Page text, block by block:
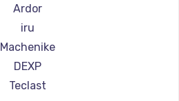
Ardor
iru
Machenike
DEXP
Teclast